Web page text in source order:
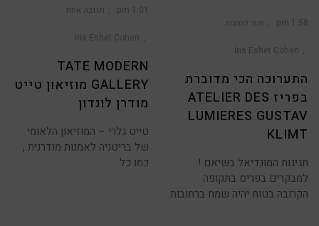
1:58 pm סגור לתגובות
Lumieres
Gustav
Iris Eshet Cohen
התערוכה הכי מדוברת
בפריז ATELIER DES
LUMIERES GUSTAV
KLIMT
חגיגות המונדיאל בשיאם !
למבקרים בפריס בתקופה
הקרובה בטוח יהיה שמח ברחובות
1:01 pm תגובה אחת
Iris Eshet Cohen
TATE MODERN
GALLERY מוזיאון טייט
מודרן לונדון
טייט גלרי – המוזיאון הלאומי
של בריטניה לאמנות מודרנית ,
כמו כל